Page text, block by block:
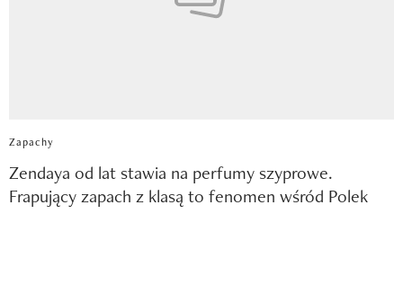
Zapachy
Zendaya od lat stawia na perfumy szyprowe.
Frapujący zapach z klasą to fenomen wśród Polek